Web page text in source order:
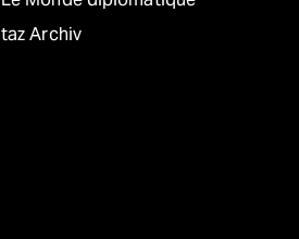
taz Archiv